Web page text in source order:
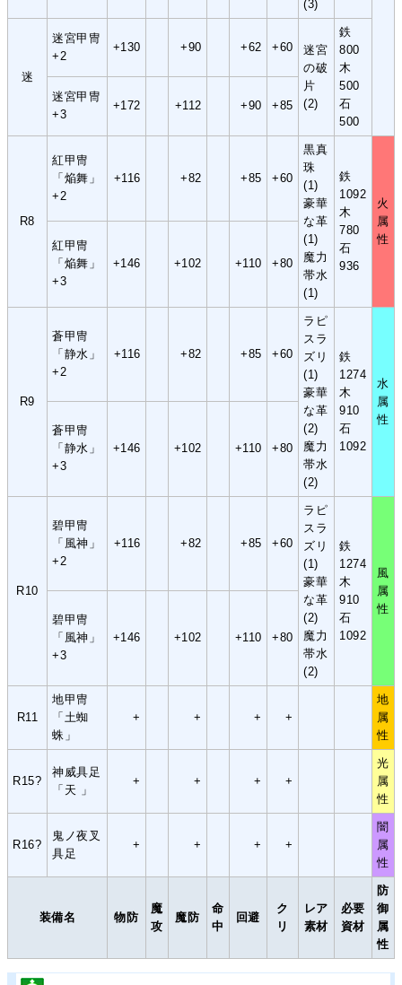
装備名 物防
魔
攻
魔防
命
中
回避
ク
リ
レア
素材
必要
資材
防
御
属
性
(3)
迷
迷宮甲冑
+2
+130 +90 +62 +60
迷宮
の破
片
(2)
鉄
800
木
500
石
500
迷宮甲冑
+3
+172 +112 +90 +85
R8
紅甲冑
「焔舞」
+2
+116 +82 +85 +60
黒真
珠
(1)
豪華
な革
(1)
魔力
帯水
(1)
鉄
1092
木
780
石
936
火
属
性
紅甲冑
「焔舞」
+3
+146 +102 +110 +80
R9
蒼甲冑
「静水」
+2
+116 +82 +85 +60
ラピ
スラ
ズリ
(1)
豪華
な革
(2)
魔力
帯水
(2)
鉄
1274
木
910
石
1092
水
属
性
蒼甲冑
「静水」
+3
+146 +102 +110 +80
R10
碧甲冑
「風神」
+2
+116 +82 +85 +60
ラピ
スラ
ズリ
(1)
豪華
な革
(2)
魔力
帯水
(2)
鉄
1274
木
910
石
1092
風
属
性
碧甲冑
「風神」
+3
+146 +102 +110 +80
R11
地甲冑
「土蜘
蛛」
+ + + +
地
属
性
R15?
神威具足
「天 」
+ + + +
光
属
性
R16?
鬼ノ夜叉
具足
+ + + +
闇
属
性